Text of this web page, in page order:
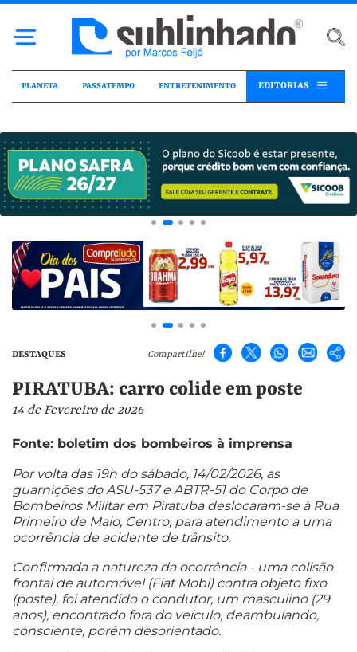
PLANETA PASSATEMPO ENTRETENIMENTO EDITORIAS
DESTAQUES Compartilhe!
PIRATUBA: carro colide em poste
14 de Fevereiro de 2026
Fonte: boletim dos bombeiros à imprensa
Por volta das 19h do sábado, 14/02/2026, as
guarnições do ASU-537 e ABTR-51 do Corpo de
Bombeiros Militar em Piratuba deslocaram-se à Rua
Primeiro de Maio, Centro, para atendimento a uma
ocorrência de acidente de trânsito.
Confirmada a natureza da ocorrência - uma colisão
frontal de automóvel (Fiat Mobi) contra objeto fixo
(poste), foi atendido o condutor, um masculino (29
anos), encontrado fora do veículo, deambulando,
consciente, porém desorientado.